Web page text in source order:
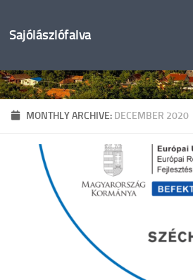
Sajólászlófalva
MONTHLY ARCHIVE: DECEMBER 2020